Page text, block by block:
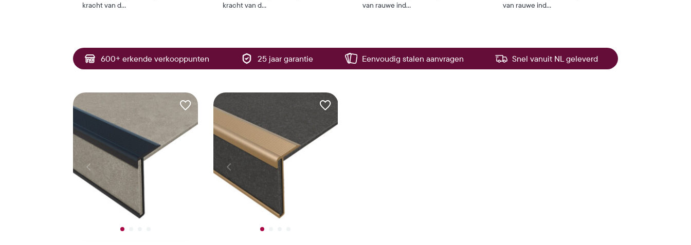
kracht van d...
kracht van d...
van rauwe ind...
van rauwe ind...
600+ erkende verkooppunten 25 jaar garantie Eenvoudig stalen aanvragen Snel vanuit NL geleverd